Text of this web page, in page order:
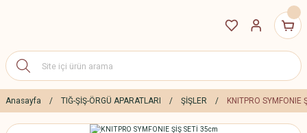
Anasayfa TIĞ-ŞİŞ-ÖRGÜ APARATLARI ŞİŞLER KNITPRO SYMFONIE